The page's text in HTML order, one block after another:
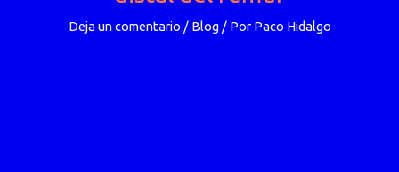
Deja un comentario / Blog/ Por Paco Hidalgo